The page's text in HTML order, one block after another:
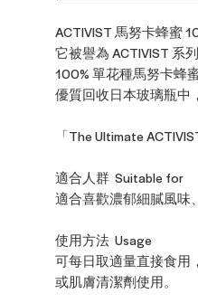
ACTIVIST 馬努卡蜂蜜
它被譽為 ACTIVIST 系
100% 單花種馬努卡蜂
優質回收日本玻璃瓶中
「The Ultimate
適合人群 Suitable for
適合喜歡濃郁細膩風味
使用方法 Usage
可每日取適量直接食用
或肌膚清潔劑使用。